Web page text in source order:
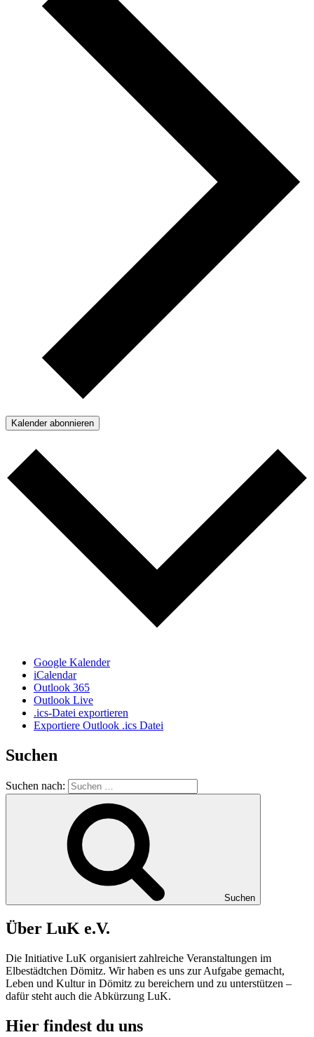
Kalender abonnieren
Google Kalender
iCalendar
Outlook 365
Outlook Live
.ics-Datei exportieren
Exportiere Outlook .ics Datei
Suchen
Suchen nach:
Suchen
Über LuK e.V.
Die Initiative LuK organisiert zahlreiche Veranstaltungen im
Elbestädtchen Dömitz. Wir haben es uns zur Aufgabe gemacht,
Leben und Kultur in Dömitz zu bereichern und zu unterstützen –
dafür steht auch die Abkürzung LuK.
Hier findest du uns